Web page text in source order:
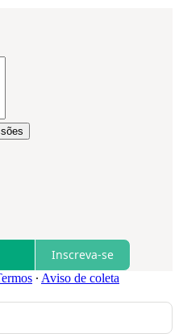
Inscreva-se
∙ Aviso de coleta